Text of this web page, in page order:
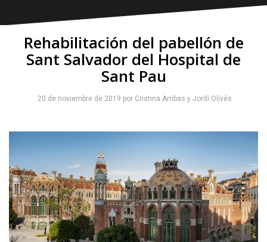
Rehabilitación del pabellón de
Sant Salvador del Hospital de
Sant Pau
20 de noviembre de 2019 por Cristina Arribas y Jordi Olivés